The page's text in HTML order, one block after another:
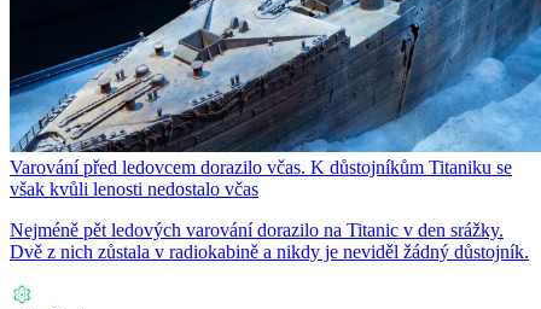
Varování před ledovcem dorazilo včas. K důstojníkům Titaniku se
však kvůli lenosti nedostalo včas
Nejméně pět ledových varování dorazilo na Titanic v den srážky.
Dvě z nich zůstala v radiokabině a nikdy je neviděl žádný důstojník.